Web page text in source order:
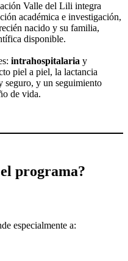
Valle del Lili integra
académica e investigación,
nacido y su familia,
disponible.
intrahospitalaria y
piel a piel, la lactancia
seguro, y un seguimiento
de vida.
programa?
especialmente a: